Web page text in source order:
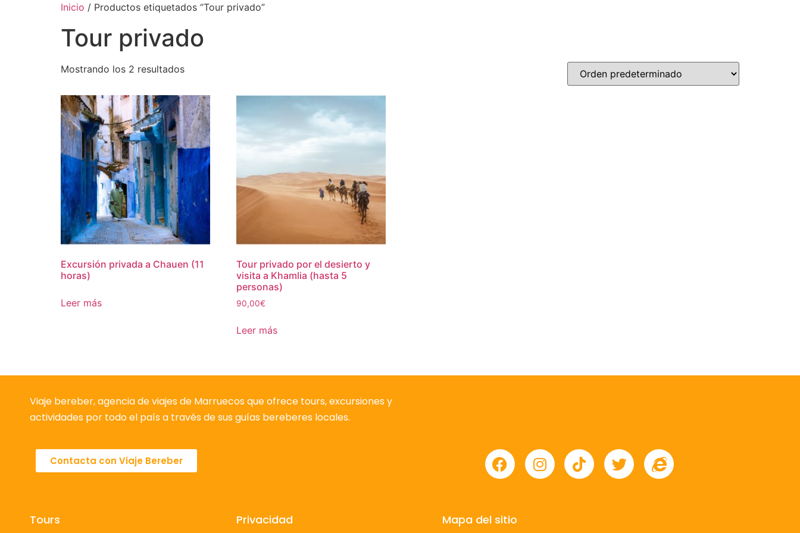
Inicio / Productos etiquetados “Tour privado”
Tour privado
Mostrando los 2 resultados
Excursión privada a Chauen (11
horas)
Leer más
Tour privado por el desierto y
visita a Khamlia (hasta 5
personas)
90,00€
Leer más
Viaje bereber, agencia de viajes de Marruecos que ofrece tours, excursiones y
actividades por todo el país a través de sus guías bereberes locales.
Contacta con Viaje Bereber
Tours Privacidad Mapa del sitio